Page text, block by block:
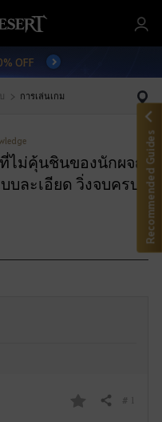
OFF
การเล่นเกม
ไม่คุ้นชินของนักผจญ
บละเอียด วิ่งจบครบ
Share # 1
Recommended Guides